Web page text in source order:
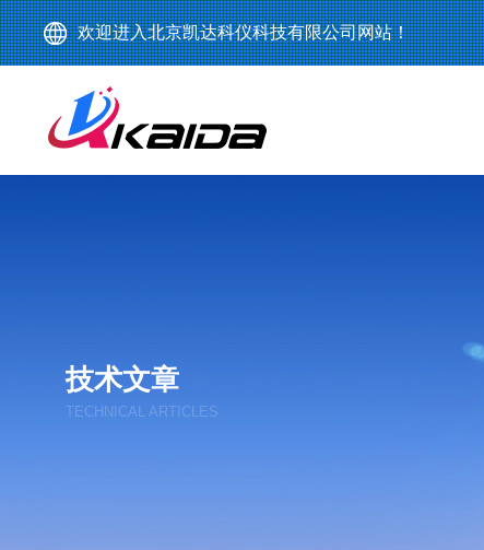
欢迎进入北京凯达科仪科技有限公司网站！
技术文章
TECHNICAL ARTICLES